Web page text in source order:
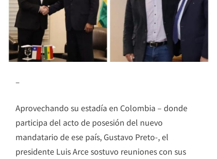
–
Aprovechando su estadía en Colombia – donde
participa del acto de posesión del nuevo
mandatario de ese país, Gustavo Preto-, el
presidente Luis Arce sostuvo reuniones con sus